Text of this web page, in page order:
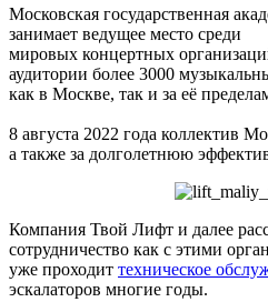
Московская государственная
занимает ведущее место среди
мировых концертных
аудитории более 3000
как в Москве, так и за её
8 августа 2022 года коллектив
а также за долголетнюю
Компания Твой Лифт и далее
сотрудничество как с этими
уже проходит техническое
эскалаторов многие годы.